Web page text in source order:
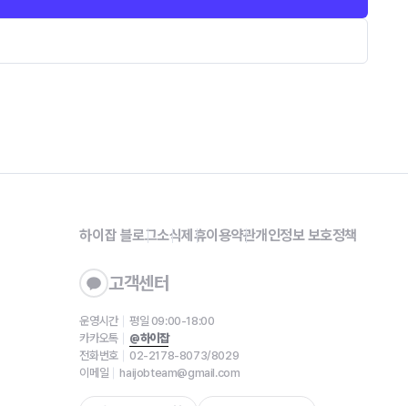
하이잡 블로그소식제휴이용약관개인정보 보호정책
고객센터
운영시간
평일 09:00-18:00
카카오톡
@하이잡
전화번호
02-2178-8073/8029
이메일
haijobteam@gmail.com